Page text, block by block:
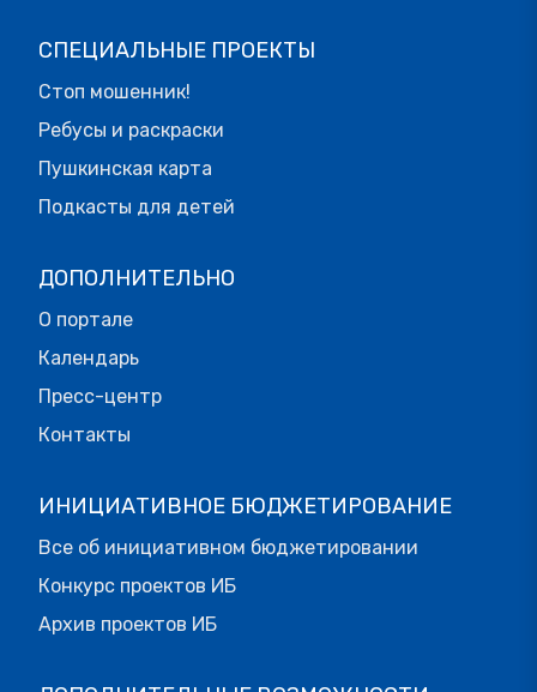
СПЕЦИАЛЬНЫЕ ПРОЕКТЫ
Стоп мошенник!
Ребусы и раскраски
Пушкинская карта
Подкасты для детей
ДОПОЛНИТЕЛЬНО
О портале
Календарь
Пресс-центр
Контакты
ИНИЦИАТИВНОЕ БЮДЖЕТИРОВАНИЕ
Все об инициативном бюджетировании
Конкурс проектов ИБ
Архив проектов ИБ